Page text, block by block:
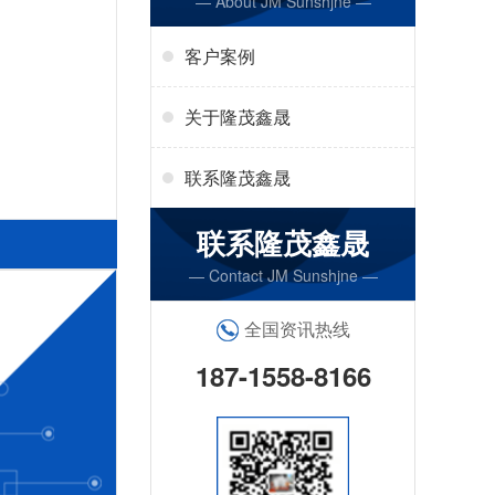
客户案例
关于隆茂鑫晟
联系隆茂鑫晟
联系隆茂鑫晟
— Contact JM Sunshjne —
全国资讯热线
187-1558-8166